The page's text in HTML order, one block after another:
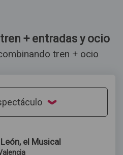
+ entradas y ocio
tren + ocio
León, el Musical